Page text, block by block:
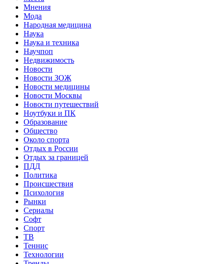
Мнения
Мода
Народная медицина
Наука
Наука и техника
Научпоп
Недвижимость
Новости
Новости ЗОЖ
Новости медицины
Новости Москвы
Новости путешествий
Ноутбуки и ПК
Образование
Общество
Около спорта
Отдых в России
Отдых за границей
ПДД
Политика
Происшествия
Психология
Рынки
Сериалы
Софт
Спорт
ТВ
Теннис
Технологии